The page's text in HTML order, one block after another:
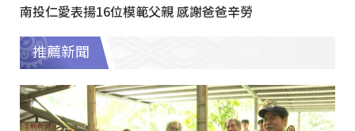
南投仁愛表揚16位模範父親 感謝爸爸辛勞
推薦新聞